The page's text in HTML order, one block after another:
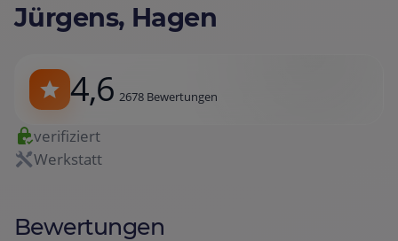
Jürgens, Hagen
4,6 2678 Bewertungen
verifiziert
Werkstatt
Bewertungen